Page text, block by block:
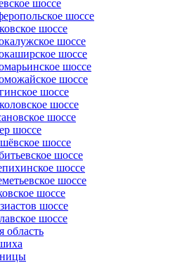
шоссе
шоссе
шоссе
шоссе
шоссе
шоссе
шоссе
шоссе
шоссе
шоссе
шоссе
шоссе
шоссе
шоссе
шоссе
шоссе
шоссе
шоссе
область